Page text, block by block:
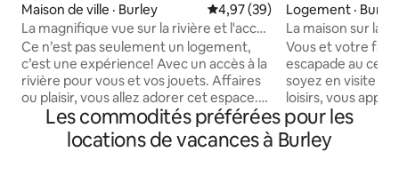
Maison de ville · Burley Note moyenne de 4,97 sur 5,
4,97 (39)
La magnifique vue sur la rivière et l'accès
à Burley
Ce n’est pas seulement un logement,
c’est une expérience! Avec un accès à la
rivière pour vous et vos jouets. Affaires
ou plaisir, vous allez adorer cet espace.
2 suites parentales + chambre à coucher
supplémentaire. Cette maison de Burley
est perchée au bord de la rivière, dans
Logement · Burley
La maison sur la
Vous et votre
escapade au
soyez en visite
loisirs, vous
magnifique
Pomerelle dans
dans l'Idaho, à
Les commodités préférées pour les
locations de vacances à Burley